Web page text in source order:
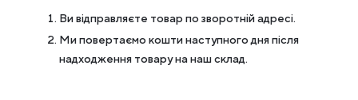
Ви відправляєте товар по зворотній адресі.
Ми повертаємо кошти наступного дня після
надходження товару на наш склад.